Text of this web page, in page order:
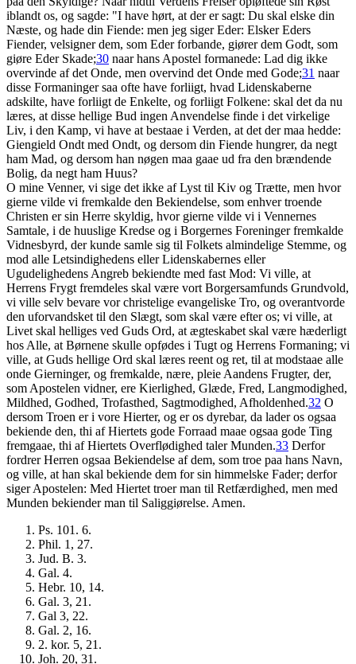
iblandt os, og sagde: "I have hørt, at der er sagt: Du skal elske din
Næste, og hade din Fiende: men jeg siger Eder: Elsker Eders
Fiender, velsigner dem, som Eder forbande, giører dem Godt, som
giøre Eder Skade;30 naar hans Apostel formanede: Lad dig ikke
overvinde af det Onde, men overvind det Onde med Gode;31 naar
disse Formaninger saa ofte have forliigt, hvad Lidenskaberne
adskilte, have forliigt de Enkelte, og forliigt Folkene: skal det da nu
læres, at disse hellige Bud ingen Anvendelse finde i det virkelige
Liv, i den Kamp, vi have at bestaae i Verden, at det der maa hedde:
Giengield Ondt med Ondt, og dersom din Fiende hungrer, da negt
ham Mad, og dersom han nøgen maa gaae ud fra den brændende
Bolig, da negt ham Huus?
O mine Venner, vi sige det ikke af Lyst til Kiv og Trætte, men hvor
gierne vilde vi fremkalde den Bekiendelse, som enhver troende
Christen er sin Herre skyldig, hvor gierne vilde vi i Vennernes
Samtale, i de huuslige Kredse og i Borgernes Foreninger fremkalde
Vidnesbyrd, der kunde samle sig til Folkets almindelige Stemme, og
mod alle Letsindighedens eller Lidenskabernes eller
Ugudelighedens Angreb bekiendte med fast Mod: Vi ville, at
Herrens Frygt fremdeles skal være vort Borgersamfunds Grundvold,
vi ville selv bevare vor christelige evangeliske Tro, og overantvorde
den uforvandsket til den Slægt, som skal være efter os; vi ville, at
Livet skal helliges ved Guds Ord, at ægteskabet skal være hæderligt
hos Alle, at Børnene skulle opfødes i Tugt og Herrens Formaning; vi
ville, at Guds hellige Ord skal læres reent og ret, til at modstaae alle
onde Gierninger, og fremkalde, nære, pleie Aandens Frugter, der,
som Apostelen vidner, ere Kierlighed, Glæde, Fred, Langmodighed,
Mildhed, Godhed, Trofasthed, Sagtmodighed, Afholdenhed.32 O
dersom Troen er i vore Hierter, og er os dyrebar, da lader os ogsaa
bekiende den, thi af Hiertets gode Forraad maae ogsaa gode Ting
fremgaae, thi af Hiertets Overflødighed taler Munden.33 Derfor
fordrer Herren ogsaa Bekiendelse af dem, som troe paa hans Navn,
og ville, at han skal bekiende dem for sin himmelske Fader; derfor
siger Apostelen: Med Hiertet troer man til Retfærdighed, men med
Munden bekiender man til Saliggiørelse. Amen.
Ps. 101. 6.
Phil. 1, 27.
Jud. B. 3.
Gal. 4.
Hebr. 10, 14.
Gal. 3, 21.
Gal 3, 22.
Gal. 2, 16.
2. kor. 5, 21.
Joh. 20, 31.